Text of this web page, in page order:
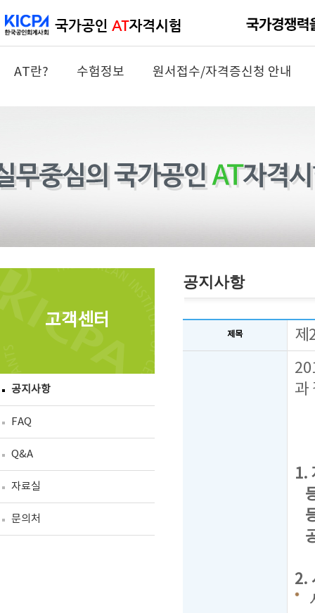
AT란? 수험정보 원서접수/자격증신청 안내
고객센터
공지사항
FAQ
Q&A
자료실
문의처
공지사항
제목 제
과
1.
2.